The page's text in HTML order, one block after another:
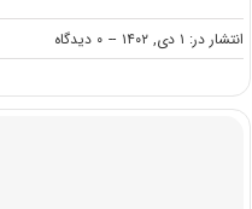
انتشار در: ۱ دی, ۱۴۰۲ -- ۰ دیدگاه
on
سوالات
پاسخنامه